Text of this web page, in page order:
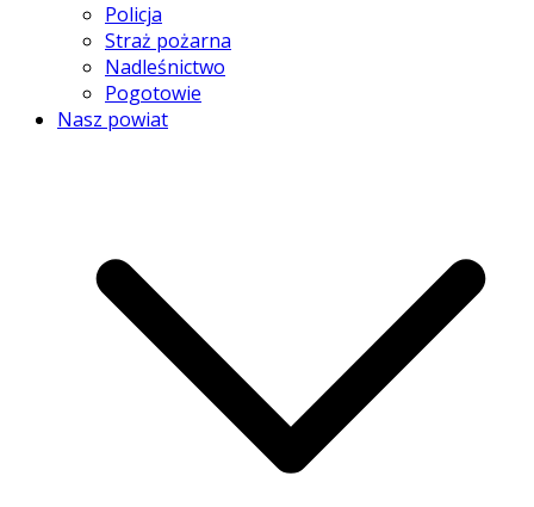
Policja
Straż pożarna
Nadleśnictwo
Pogotowie
Nasz powiat